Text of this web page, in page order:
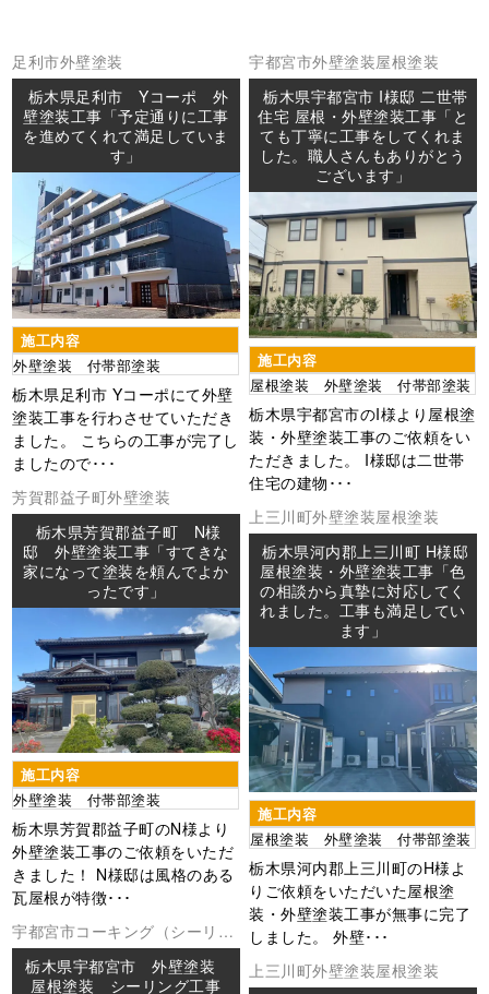
足利市外壁塗装
栃木県足利市 Yコーポ 外
壁塗装工事「予定通りに工事
を進めてくれて満足していま
す」
施工内容
外壁塗装 付帯部塗装
栃木県足利市 Yコーポにて外壁
塗装工事を行わさせていただき
ました。 こちらの工事が完了し
ましたので･･･
宇都宮市外壁塗装屋根塗装
栃木県宇都宮市 I様邸 二世帯
住宅 屋根・外壁塗装工事「と
ても丁寧に工事をしてくれま
した。職人さんもありがとう
ございます」
施工内容
屋根塗装 外壁塗装 付帯部塗装
栃木県宇都宮市のI様より屋根塗
装・外壁塗装工事のご依頼をい
ただきました。 I様邸は二世帯
住宅の建物･･･
芳賀郡益子町外壁塗装
栃木県芳賀郡益子町 N様
邸 外壁塗装工事「すてきな
家になって塗装を頼んでよか
ったです」
施工内容
外壁塗装 付帯部塗装
栃木県芳賀郡益子町のN様より
外壁塗装工事のご依頼をいただ
きました！ N様邸は風格のある
瓦屋根が特徴･･･
上三川町外壁塗装屋根塗装
栃木県河内郡上三川町 H様邸
屋根塗装・外壁塗装工事「色
の相談から真摯に対応してく
れました。工事も満足してい
ます」
施工内容
屋根塗装 外壁塗装 付帯部塗装
栃木県河内郡上三川町のH様よ
りご依頼をいただいた屋根塗
装・外壁塗装工事が無事に完了
しました。 外壁･･･
宇都宮市コーキング（シーリン
グ外壁塗装屋根塗装防水工事
栃木県宇都宮市 外壁塗装
屋根塗装 シーリング工事
上三川町外壁塗装屋根塗装